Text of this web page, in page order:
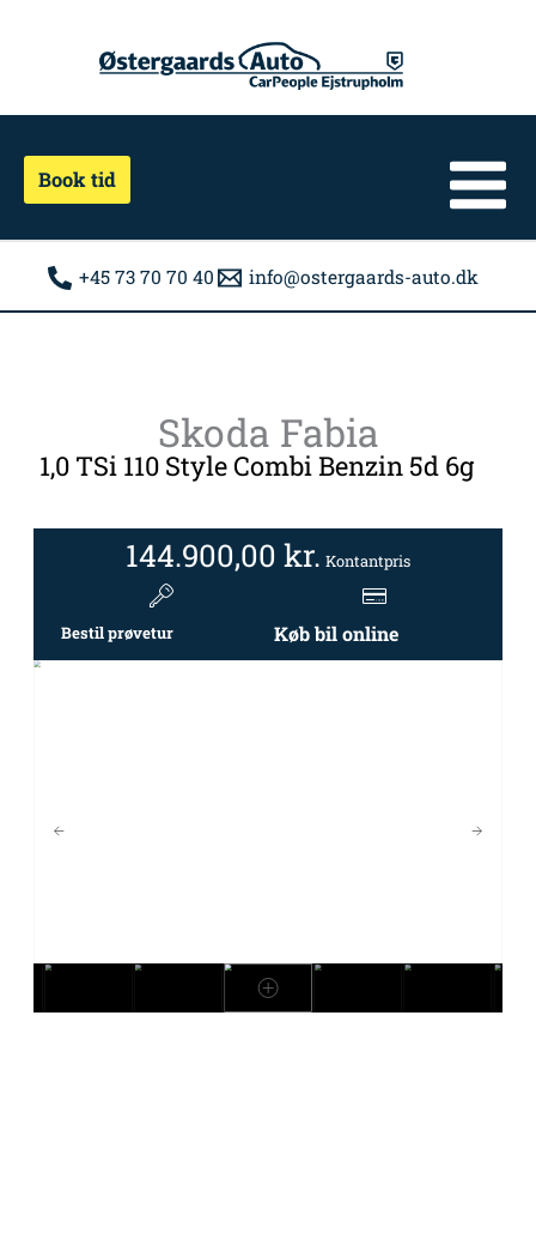
Book tid
+45 73 70 70 40 info@ostergaards-auto.dk
Skoda Fabia
1,0 TSi 110 Style Combi Benzin 5d 6g
144.900,00 kr. Kontantpris
Bestil prøvetur Køb bil online